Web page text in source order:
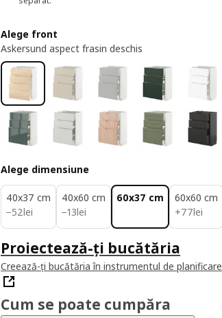
Alege front
Askersund aspect frasin deschis
Alege dimensiune
40x37 cm
−52lei
52lei
40x60 cm
−13lei
13lei
60x37 cm
60x60 cm
+77lei
77lei
Proiectează-ți bucătăria
Creează-ți bucătăria în instrumentul de planificare
Cum se poate cumpăra